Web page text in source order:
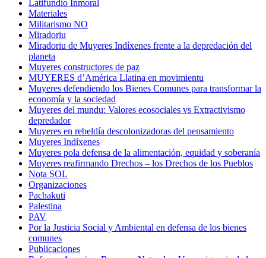
Latifundio Inmoral
Materiales
Militarismo NO
Miradoriu
Miradoriu de Muyeres Indíxenes frente a la depredación del
planeta
Muyeres constructores de paz
MUYERES d’América Llatina en movimientu
Muyeres defendiendo los Bienes Comunes para transformar la
economía y la sociedad
Muyeres del mundu: Valores ecosociales vs Extractivismo
depredador
Muyeres en rebeldía descolonizadoras del pensamiento
Muyeres Indíxenes
Muyeres pola defensa de la alimentación, equidad y soberanía
Muyeres reafirmando Drechos – los Drechos de los Pueblos
Nota SOL
Organizaciones
Pachakuti
Palestina
PAV
Por la Justicia Social y Ambiental en defensa de los bienes
comunes
Publicaciones